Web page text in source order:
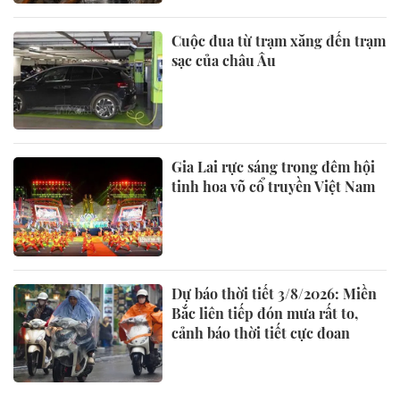
Cuộc đua từ trạm xăng đến trạm
sạc của châu Âu
Gia Lai rực sáng trong đêm hội
tinh hoa võ cổ truyền Việt Nam
Dự báo thời tiết 3/8/2026: Miền
Bắc liên tiếp đón mưa rất to,
cảnh báo thời tiết cực đoan